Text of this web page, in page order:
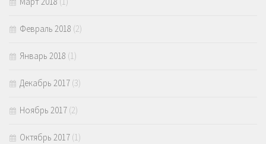
Февраль 2018 (2)
Январь 2018 (1)
Декабрь 2017 (3)
Ноябрь 2017 (2)
Октябрь 2017 (1)